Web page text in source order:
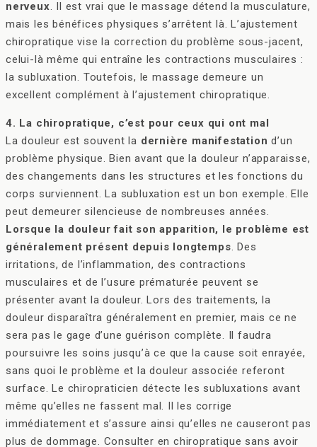
nerveux. Il est vrai que le massage détend la musculature,
mais les bénéfices physiques s’arrêtent là. L’ajustement
chiropratique vise la correction du problème sous-jacent,
celui-là même qui entraîne les contractions musculaires :
la subluxation. Toutefois, le massage demeure un
excellent complément à l’ajustement chiropratique.
4. La chiropratique, c’est pour ceux qui ont mal
La douleur est souvent la dernière manifestation d’un
problème physique. Bien avant que la douleur n’apparaisse,
des changements dans les structures et les fonctions du
corps surviennent. La subluxation est un bon exemple. Elle
peut demeurer silencieuse de nombreuses années.
Lorsque la douleur fait son apparition, le problème est
généralement présent depuis longtemps. Des
irritations, de l’inflammation, des contractions
musculaires et de l’usure prématurée peuvent se
présenter avant la douleur. Lors des traitements, la
douleur disparaîtra généralement en premier, mais ce ne
sera pas le gage d’une guérison complète. Il faudra
poursuivre les soins jusqu’à ce que la cause soit enrayée,
sans quoi le problème et la douleur associée referont
surface. Le chiropraticien détecte les subluxations avant
même qu’elles ne fassent mal. Il les corrige
immédiatement et s’assure ainsi qu’elles ne causeront pas
plus de dommage. Consulter en chiropratique sans avoir